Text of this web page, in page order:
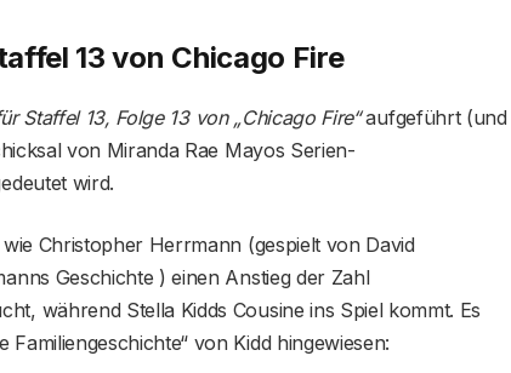
13 von Chicago Fire
Staffel 13, Folge 13 von „Chicago Fire“aufgeführt (und
von Miranda Rae Mayos Serien-
wird.
Christopher Herrmann (gespielt von David
Geschichte ) einen Anstieg der Zahl
während Stella Kidds Cousine ins Spiel kommt. Es
von Kidd hingewiesen: